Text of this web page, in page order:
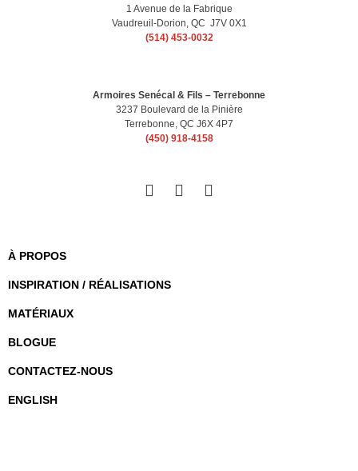
1 Avenue de la Fabrique
Vaudreuil-Dorion, QC J7V 0X1
(514) 453-0032
Armoires Senécal & Fils – Terrebonne
3237 Boulevard de la Pinière
Terrebonne, QC J6X 4P7
(450) 918-4158
À PROPOS
INSPIRATION / RÉALISATIONS
MATÉRIAUX
BLOGUE
CONTACTEZ-NOUS
ENGLISH